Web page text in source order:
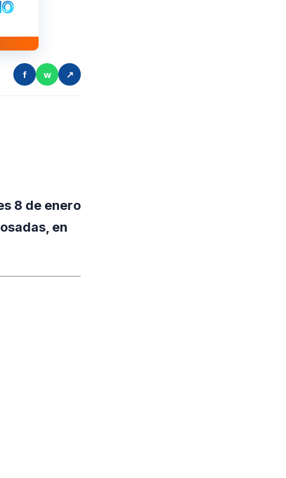
f w ↗
8 de enero
en